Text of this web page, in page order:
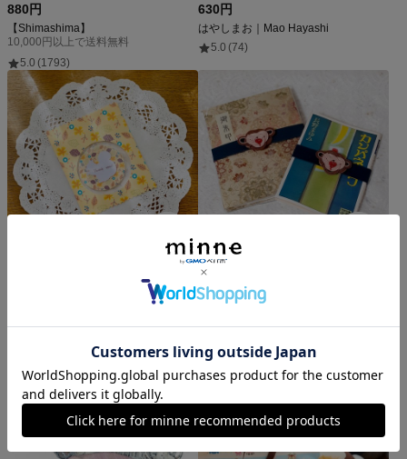
880円
【Shimashima】
10,000円以上で送料無料
5.0 (1793)
630円
はやしまお｜Mao Hayashi
5.0 (74)
ラッピングシール✼リス
水引ばんどサル
1,000円